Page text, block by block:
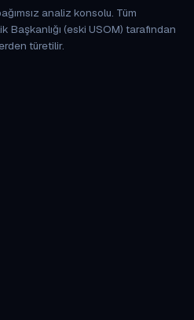
analiz konsolu. Tüm
Başkanlığı (eski USOM) tarafından
türetilir.